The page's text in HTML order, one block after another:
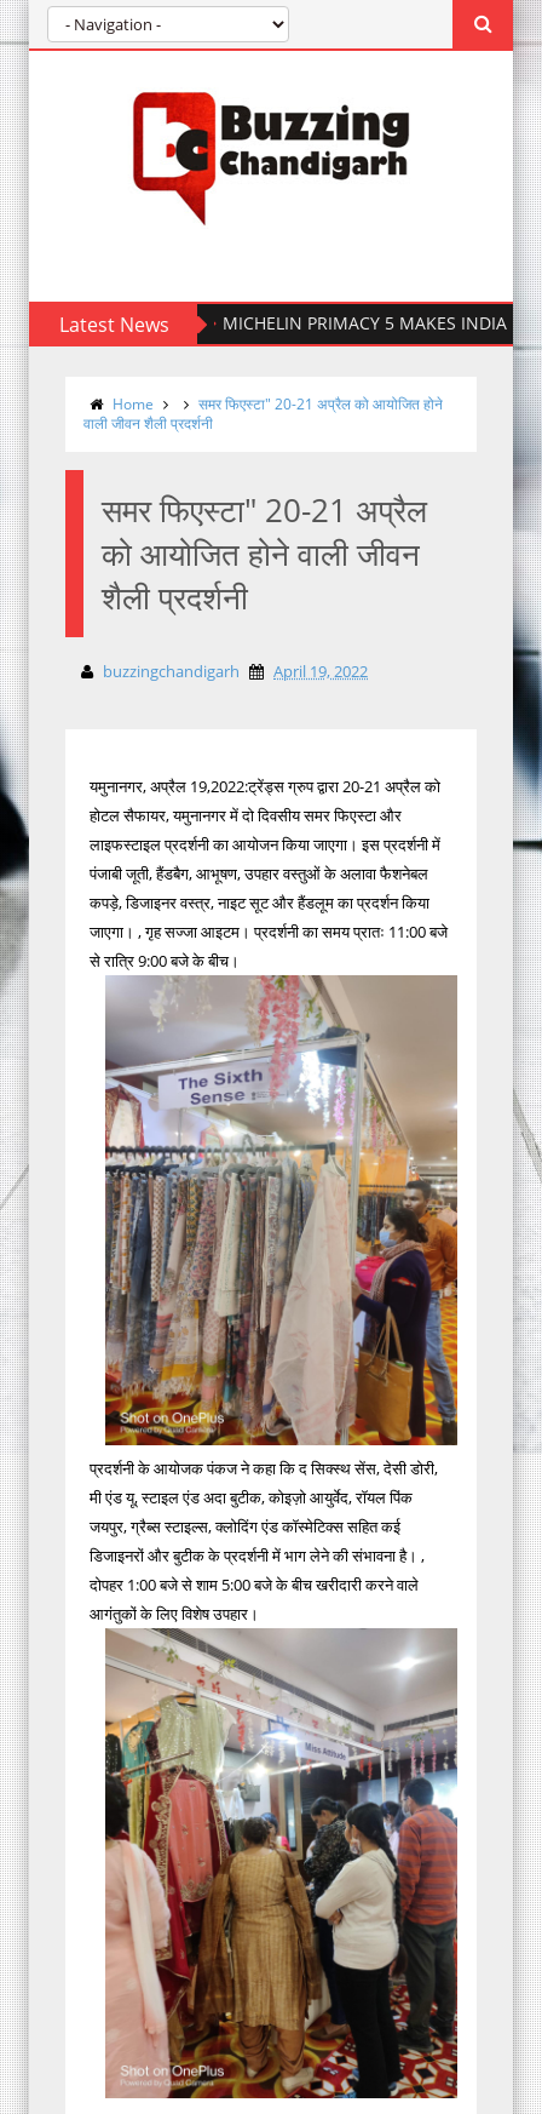
Latest NewsMICHELIN PRIMACY 5 MAKES INDIA DEBUT
Home
समर फिएस्टा" 20-21 अप्रैल को आयोजित होने
वाली जीवन शैली प्रदर्शनी
समर फिएस्टा" 20-21 अप्रैल
को आयोजित होने वाली जीवन
शैली प्रदर्शनी
buzzingchandigarh April 19, 2022
यमुनानगर, अप्रैल 19,2022:ट्रेंड्स ग्रुप द्वारा 20-21 अप्रैल को
होटल सैफायर, यमुनानगर में दो दिवसीय समर फिएस्टा और
लाइफस्टाइल प्रदर्शनी का आयोजन किया जाएगा। इस प्रदर्शनी में
पंजाबी जूती, हैंडबैग, आभूषण, उपहार वस्तुओं के अलावा फैशनेबल
कपड़े, डिजाइनर वस्त्र, नाइट सूट और हैंडलूम का प्रदर्शन किया
जाएगा। , गृह सज्जा आइटम। प्रदर्शनी का समय प्रातः 11:00 बजे
से रात्रि 9:00 बजे के बीच।
प्रदर्शनी के आयोजक पंकज ने कहा कि द सिक्स्थ सेंस, देसी डोरी,
मी एंड यू, स्टाइल एंड अदा बुटीक, कोइज़ो आयुर्वेद, रॉयल पिंक
जयपुर, ग्रैब्स स्टाइल्स, क्लोदिंग एंड कॉस्मेटिक्स सहित कई
डिजाइनरों और बुटीक के प्रदर्शनी में भाग लेने की संभावना है। ,
दोपहर 1:00 बजे से शाम 5:00 बजे के बीच खरीदारी करने वाले
आगंतुकों के लिए विशेष उपहार।